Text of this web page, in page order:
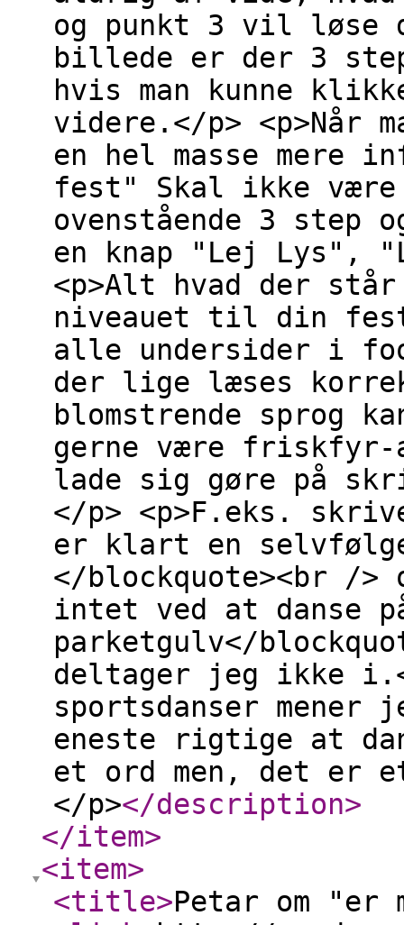
og punkt 3 vil løse
billede er der 3
hvis man kunne
videre.</p> <p>Når
en hel masse mere
fest" Skal ikke være
ovenstående 3 step
en knap "Lej Lys",
<p>Alt hvad der
niveauet til din
alle undersider i
der lige læses
blomstrende sprog
gerne være
lade sig gøre på
</p> <p>F.eks.
er klart en
</blockquote><br />
intet ved at danse
parketgulv</
deltager jeg ikke
sportsdanser
eneste rigtige at
et ord men, det er
</p></description>
</item>
<item>
<title>Petar om "er